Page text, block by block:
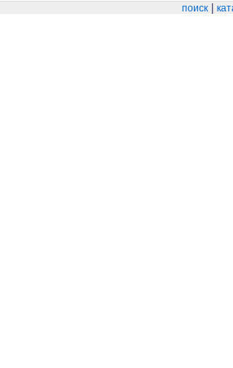
поиск